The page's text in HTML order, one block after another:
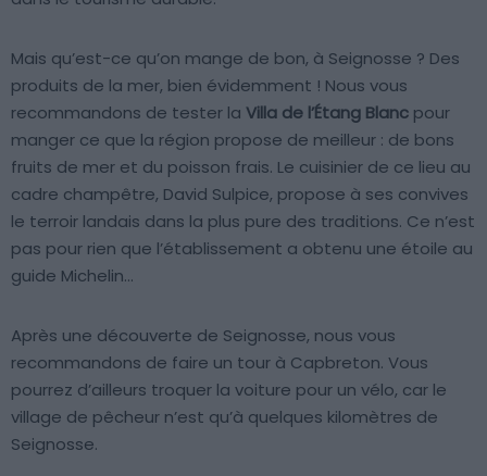
Mais qu’est-ce qu’on mange de bon, à Seignosse ? Des
produits de la mer, bien évidemment ! Nous vous
recommandons de tester la Villa de l’Étang Blanc pour
manger ce que la région propose de meilleur : de bons
fruits de mer et du poisson frais. Le cuisinier de ce lieu au
cadre champêtre, David Sulpice, propose à ses convives
le terroir landais dans la plus pure des traditions. Ce n’est
pas pour rien que l’établissement a obtenu une étoile au
guide Michelin…
Après une découverte de Seignosse, nous vous
recommandons de faire un tour à Capbreton. Vous
pourrez d’ailleurs troquer la voiture pour un vélo, car le
village de pêcheur n’est qu’à quelques kilomètres de
Seignosse.